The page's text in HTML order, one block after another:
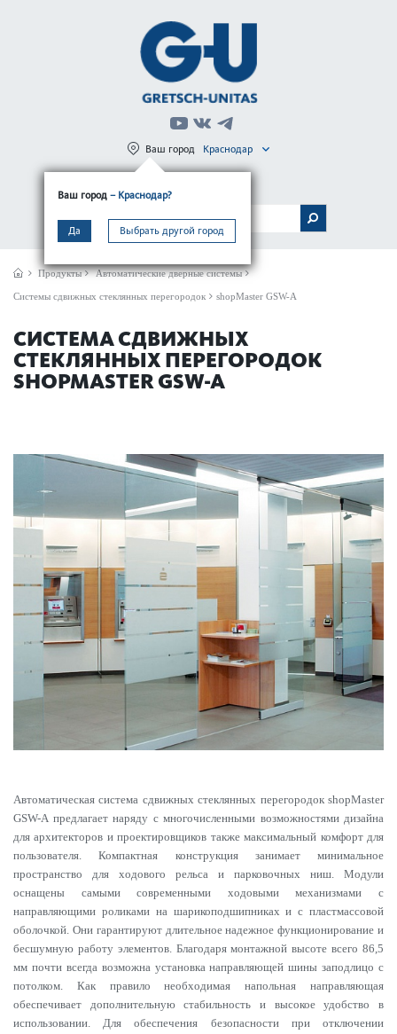
Ваш город – Краснодар?
Да Выбрать другой город
Ваш город Краснодар
МЕНЮ
Продукты Автом­ат­ические дверные сис­темы
Системы сдвижных стеклянных перегородок shopMaster GSW-A
СИСТЕМА СДВИЖНЫХ
СТЕКЛЯННЫХ ПЕРЕГОРОДОК
SHOPMASTER GSW-A
Автоматическая система сдвижных стеклянных перегородок shopMaster
GSW-A предлагает наряду с многочисленными возможностями дизайна
для архитекторов и проектировщиков также максимальный комфорт для
пользователя. Компактная конструкция занимает минимальное
пространство для ходового рельса и парковочных ниш. Модули
оснащены самыми современными ходовыми механизмами с
направляющими роликами на шарикоподшипниках и с пластмассовой
оболочкой. Они гарантируют длительное надежное функционирование и
бесшумную работу элементов. Благодаря монтажной высоте всего 86,5
мм почти всегда возможна установка направляющей шины заподлицо с
потолком. Как правило необходимая напольная направляющая
обеспечивает дополнительную стабильность и высокое удобство в
использовании. Для обеспечения безопасности при отключении